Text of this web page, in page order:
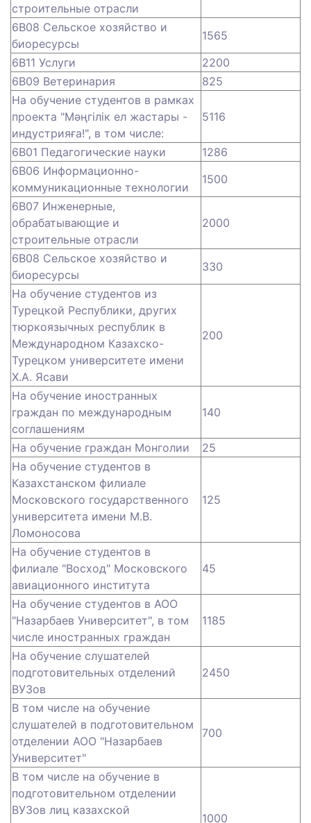
строительные отрасли
6В08 Сельское хозяйство и
биоресурсы
1565
6B11 Услуги
2200
6В09 Ветеринария
825
На обучение студентов в рамках
проекта "Мәңгілік ел жастары -
индустрияға!", в том числе:
5116
6B01 Педагогические науки
1286
6B06 Информационно-
коммуникационные технологии
1500
6B07 Инженерные,
обрабатывающие и
строительные отрасли
2000
6В08 Сельское хозяйство и
биоресурсы
330
На обучение студентов из
Турецкой Республики, других
тюркоязычных республик в
Международном Казахско-
Турецком университете имени
Х.А. Ясави
200
На обучение иностранных
граждан по международным
соглашениям
140
На обучение граждан Монголии
25
На обучение студентов в
Казахстанском филиале
Московского государственного
университета имени М.В.
Ломоносова
125
На обучение студентов в
филиале "Восход" Московского
авиационного института
45
На обучение студентов в АОО
"Назарбаев Университет", в том
числе иностранных граждан
1185
На обучение слушателей
подготовительных отделений
ВУЗов
2450
В том числе на обучение
слушателей в подготовительном
отделении АОО "Назарбаев
Университет"
700
В том числе на обучение в
подготовительном отделении
ВУЗов лиц казахской
1000